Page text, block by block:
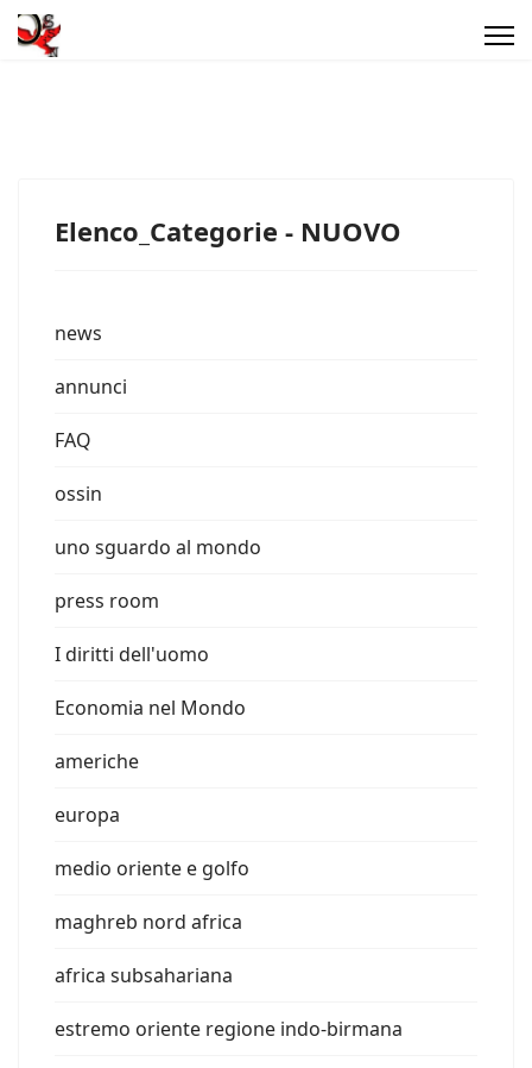
Elenco_Categorie - NUOVO
news
annunci
FAQ
ossin
uno sguardo al mondo
press room
I diritti dell'uomo
Economia nel Mondo
americhe
europa
medio oriente e golfo
maghreb nord africa
africa subsahariana
estremo oriente regione indo-birmana